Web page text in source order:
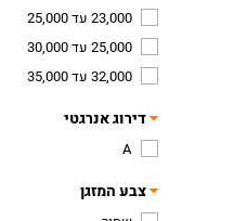
23,000 עד 25,000
25,000 עד 30,000
32,000 עד 35,000
דירוג אנרגטי
A
צבע המזגן